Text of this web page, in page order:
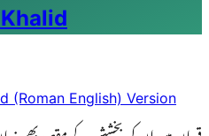
(Roman English) Version